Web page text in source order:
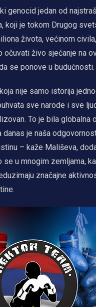
genocid jedan od
koji je tokom Drugog
života, većinom
očuvati živo sjećanje na
se ponove u budućnosti.
nije samo istorija
sve narode i sve
To je bila globalna
danas je naša
– kaže Mališeva,
se u mnogim zemljama,
značajne